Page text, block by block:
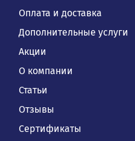
Оплата и доставка
Дополнительные услуги
Акции
О компании
Статьи
Отзывы
Сертификаты